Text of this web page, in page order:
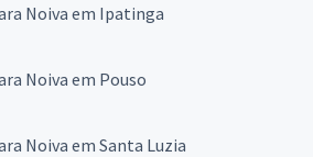
Noiva em Ipatinga
Noiva em Pouso
Noiva em Santa Luzia